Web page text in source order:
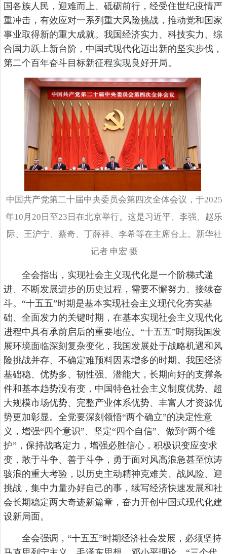
国各族人民，迎难而上、砥砺前行，经受住世纪疫情严
重冲击，有效应对一系列重大风险挑战，推动党和国家
事业取得新的重大成就。我国经济实力、科技实力、综
合国力跃上新台阶，中国式现代化迈出新的坚实步伐，
第二个百年奋斗目标新征程实现良好开局。
中国共产党第二十届中央委员会第四次全体会议，于2025
年10月20日至23日在北京举行。这是习近平、李强、赵乐
际、王沪宁、蔡奇、丁薛祥、李希等在主席台上。新华社
记者 申宏 摄
全会指出，实现社会主义现代化是一个阶梯式递
进、不断发展进步的历史过程，需要不懈努力、接续奋
斗。“十五五”时期是基本实现社会主义现代化夯实基
础、全面发力的关键时期，在基本实现社会主义现代化
进程中具有承前启后的重要地位。“十五五”时期我国发
展环境面临深刻复杂变化，我国发展处于战略机遇和风
险挑战并存、不确定难预料因素增多的时期。我国经济
基础稳、优势多、韧性强、潜能大，长期向好的支撑条
件和基本趋势没有变，中国特色社会主义制度优势、超
大规模市场优势、完整产业体系优势、丰富人才资源优
势更加彰显。全党要深刻领悟“两个确立”的决定性意
义，增强“四个意识”、坚定“四个自信”、做到“两个维
护”，保持战略定力，增强必胜信心，积极识变应变求
变，敢于斗争、善于斗争，勇于面对风高浪急甚至惊涛
骇浪的重大考验，以历史主动精神克难关、战风险、迎
挑战，集中力量办好自己的事，续写经济快速发展和社
会长期稳定两大奇迹新篇章，奋力开创中国式现代化建
设新局面。
全会强调，“十五五”时期经济社会发展，必须坚持